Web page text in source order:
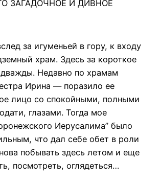
ЗАГАДОЧНОЕ И ДИВНОЕ
игуменьей в гору, к входу
храм. Здесь за короткое
Недавно по храмам
Ирина — поразило ее
лицо со спокойными, полными
глазами. Тогда мое
Иерусалима” было
что дал себе обет в роли
побывать здесь летом и еще
посмотреть, оглядеться…